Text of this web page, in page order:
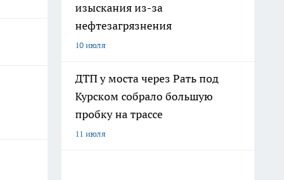
изыскания из-за
нефтезагрязнения
10 июля
ДТП у моста через Рать под
Курском собрало большую
пробку на трассе
11 июля